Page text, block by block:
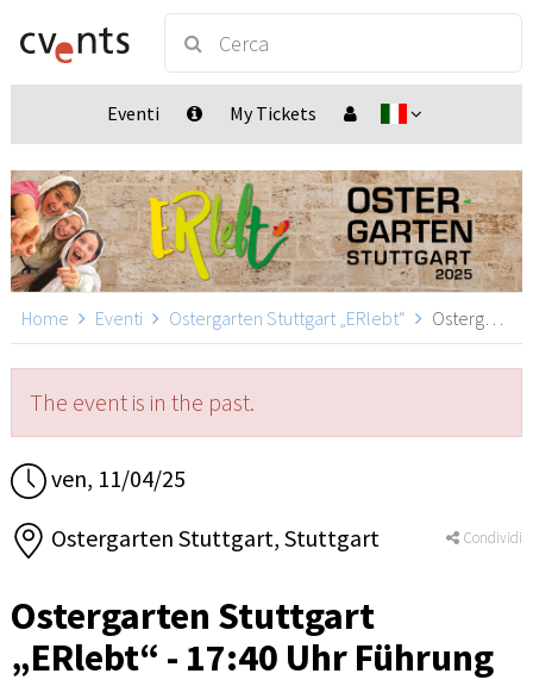
Eventi My Tickets
Home Eventi Ostergarten Stuttgart „ERlebt“ Ostergarten Stuttgart „ERlebt“ - 17:40 Uhr Führung, Stuttgart
The event is in the past.
ven, 11/04/25
Ostergarten Stuttgart, Stuttgart Condividi
Ostergarten Stuttgart
„ERlebt“ - 17:40 Uhr Führung